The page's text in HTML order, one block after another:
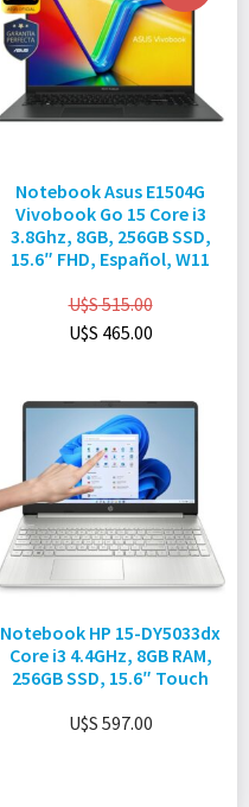
Notebook Asus E1504G
Vivobook Go 15 Core i3
3.8Ghz, 8GB, 256GB SSD,
15.6″ FHD, Español, W11
U$S515.00
U$S 465.00
Notebook HP 15-DY5033dx
Core i3 4.4GHz, 8GB RAM,
256GB SSD, 15.6″ Touch
U$S 597.00